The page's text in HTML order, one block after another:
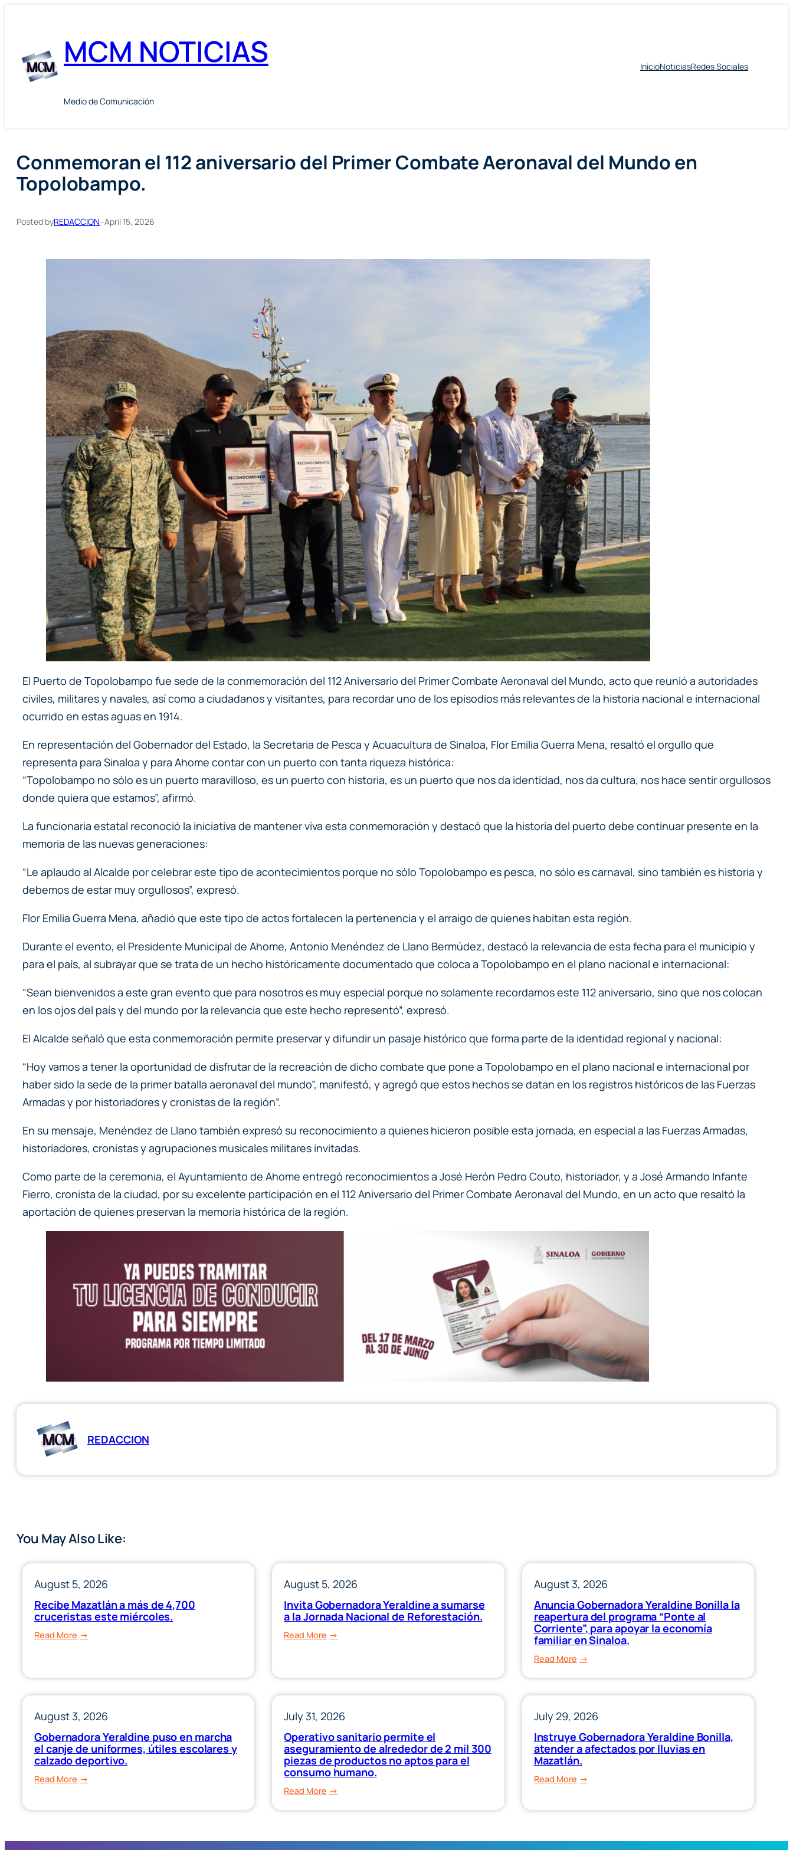
MCM NOTICIAS
Medio de Comunicación
InicioNoticiasRedes Sociales
Conmemoran el 112 aniversario del Primer Combate Aeronaval del Mundo en
Topolobampo.
Posted byREDACCION–April 15, 2026
El Puerto de Topolobampo fue sede de la conmemoración del 112 Aniversario del Primer Combate Aeronaval del Mundo, acto que reunió a autoridades
civiles, militares y navales, así como a ciudadanos y visitantes, para recordar uno de los episodios más relevantes de la historia nacional e internacional
ocurrido en estas aguas en 1914.
En representación del Gobernador del Estado, la Secretaria de Pesca y Acuacultura de Sinaloa, Flor Emilia Guerra Mena, resaltó el orgullo que
representa para Sinaloa y para Ahome contar con un puerto con tanta riqueza histórica:
“Topolobampo no sólo es un puerto maravilloso, es un puerto con historia, es un puerto que nos da identidad, nos da cultura, nos hace sentir orgullosos
donde quiera que estamos”, afirmó.
La funcionaria estatal reconoció la iniciativa de mantener viva esta conmemoración y destacó que la historia del puerto debe continuar presente en la
memoria de las nuevas generaciones:
“Le aplaudo al Alcalde por celebrar este tipo de acontecimientos porque no sólo Topolobampo es pesca, no sólo es carnaval, sino también es historia y
debemos de estar muy orgullosos”, expresó.
Flor Emilia Guerra Mena, añadió que este tipo de actos fortalecen la pertenencia y el arraigo de quienes habitan esta región.
Durante el evento, el Presidente Municipal de Ahome, Antonio Menéndez de Llano Bermúdez, destacó la relevancia de esta fecha para el municipio y
para el país, al subrayar que se trata de un hecho históricamente documentado que coloca a Topolobampo en el plano nacional e internacional:
“Sean bienvenidos a este gran evento que para nosotros es muy especial porque no solamente recordamos este 112 aniversario, sino que nos colocan
en los ojos del país y del mundo por la relevancia que este hecho representó”, expresó.
El Alcalde señaló que esta conmemoración permite preservar y difundir un pasaje histórico que forma parte de la identidad regional y nacional:
“Hoy vamos a tener la oportunidad de disfrutar de la recreación de dicho combate que pone a Topolobampo en el plano nacional e internacional por
haber sido la sede de la primer batalla aeronaval del mundo”, manifestó, y agregó que estos hechos se datan en los registros históricos de las Fuerzas
Armadas y por historiadores y cronistas de la región”.
En su mensaje, Menéndez de Llano también expresó su reconocimiento a quienes hicieron posible esta jornada, en especial a las Fuerzas Armadas,
historiadores, cronistas y agrupaciones musicales militares invitadas.
Como parte de la ceremonia, el Ayuntamiento de Ahome entregó reconocimientos a José Herón Pedro Couto, historiador, y a José Armando Infante
Fierro, cronista de la ciudad, por su excelente participación en el 112 Aniversario del Primer Combate Aeronaval del Mundo, en un acto que resaltó la
aportación de quienes preservan la memoria histórica de la región.
REDACCION
You May Also Like:
August 5, 2026
Recibe Mazatlán a más de 4,700
cruceristas este miércoles.
Read More
a
4,700
cruceristas
este
miércoles.
August 5, 2026
Invita Gobernadora Yeraldine a sumarse
a la Jornada Nacional de Reforestación.
Read More
Yeraldine
a
la
Jornada
Nacional
de
Reforestación.
August 3, 2026
Anuncia Gobernadora Yeraldine Bonilla la
reapertura del programa “Ponte al
Corriente”, para apoyar la economía
familiar en Sinaloa.
Read More:
Bonilla
reapertura
del
“Ponte
Corriente”,
apoyar
August 3, 2026
Gobernadora Yeraldine puso en marcha
el canje de uniformes, útiles escolares y
calzado deportivo.
Read More
July 31, 2026
Operativo sanitario permite el
aseguramiento de alrededor de 2 mil 300
piezas de productos no aptos para el
consumo humano.
Read More
July 29, 2026
Instruye Gobernadora Yeraldine Bonilla,
atender a afectados por lluvias en
Mazatlán.
Read More: